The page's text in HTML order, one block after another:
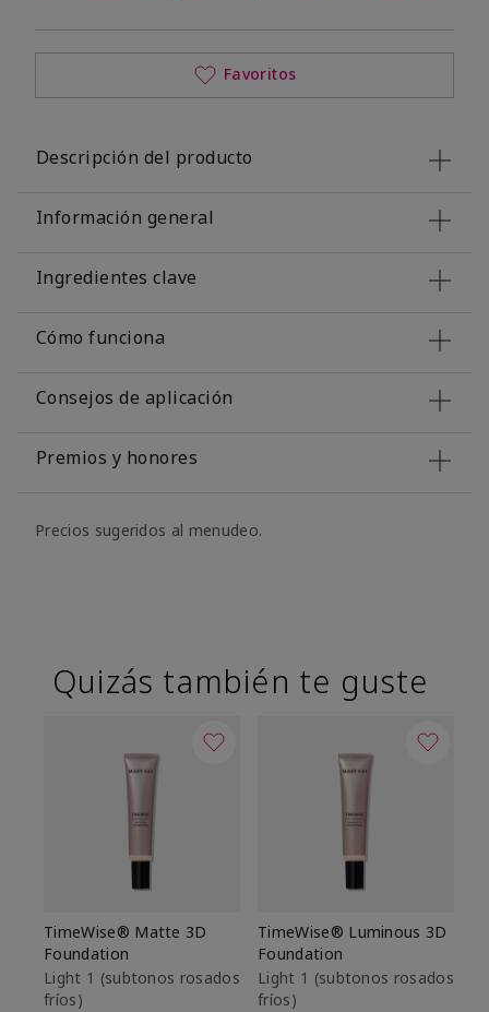
Favoritos
Descripción del producto
Información general
Ingredientes clave
Cómo funciona
Consejos de aplicación
Premios y honores
Precios sugeridos al menudeo.
Quizás también te guste
TimeWise® Matte 3D
Foundation
Light 1​ (subtonos rosados
fríos)
TimeWise® Luminous 3D
Foundation
Light 1​ (subtonos rosados
fríos)